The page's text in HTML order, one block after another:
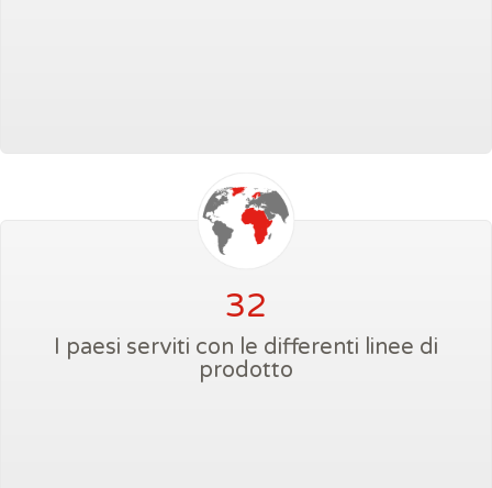
32
I paesi serviti con le differenti linee di
prodotto